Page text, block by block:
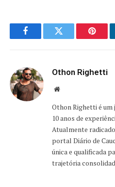
FacebookTwitter
Othon Righetti
Website
Othon Righetti é um
10 anos de
Atualmente
portal Diário de
única e qualificada
trajetória